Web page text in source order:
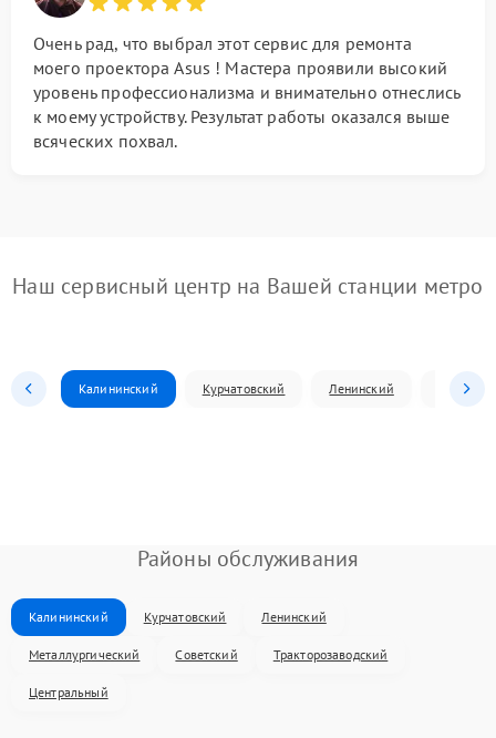
Очень рад, что выбрал этот сервис для ремонта
моего проектора Asus ! Мастера проявили высокий
уровень профессионализма и внимательно отнеслись
к моему устройству. Результат работы оказался выше
всяческих похвал.
Наш сервисный центр на Вашей станции метро
Калининский Курчатовский Ленинский
Районы обслуживания
Калининский Курчатовский Ленинский
Металлургический Советский Тракторозаводский
Центральный